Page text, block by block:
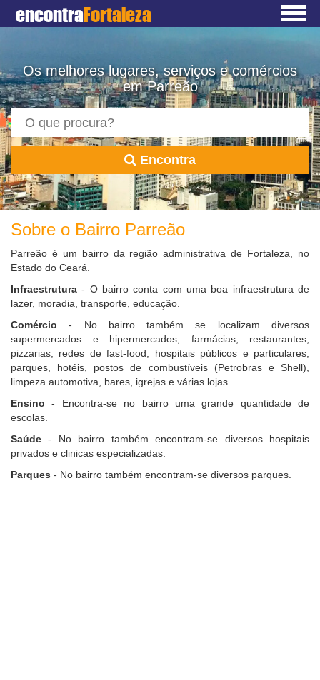
encontraFortaleza
Os melhores lugares, serviços e comércios
em Parreão
Encontra
Sobre o Bairro Parreão
Parreão é um bairro da região administrativa de Fortaleza, no
Estado do Ceará.
Infraestrutura - O bairro conta com uma boa infraestrutura de
lazer, moradia, transporte, educação.
Comércio - No bairro também se localizam diversos
supermercados e hipermercados, farmácias, restaurantes,
pizzarias, redes de fast-food, hospitais públicos e particulares,
parques, hotéis, postos de combustíveis (Petrobras e Shell),
limpeza automotiva, bares, igrejas e várias lojas.
Ensino - Encontra-se no bairro uma grande quantidade de
escolas.
Saúde - No bairro também encontram-se diversos hospitais
privados e clinicas especializadas.
Parques - No bairro também encontram-se diversos parques.